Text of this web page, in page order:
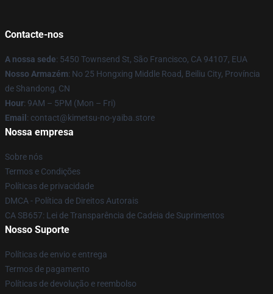
Contacte-nos
A nossa sede: 5450 Townsend St, São Francisco, CA 94107, EUA
Nosso Armazém: No 25 Hongxing Middle Road, Beiliu City, Província
de Shandong, CN
Hour: 9AM – 5PM (Mon – Fri)
Email : contact@kimetsu-no-yaiba.store
Nossa empresa
Sobre nós
Termos e Condições
Políticas de privacidade
DMCA - Política de Direitos Autorais
CA SB657: Lei de Transparência de Cadeia de Suprimentos
Nosso Suporte
Políticas de envio e entrega
Termos de pagamento
Políticas de devolução e reembolso